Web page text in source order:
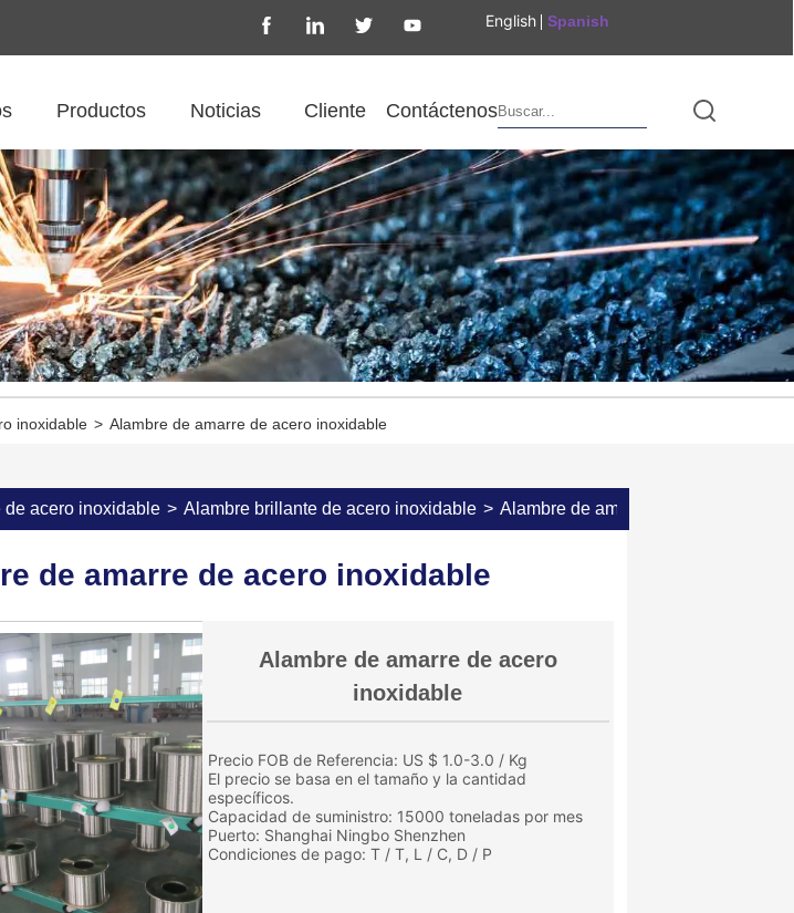
English Spanish
Productos Noticias Cliente Contáctenos
inoxidable > Alambre de amarre de acero inoxidable
de acero inoxidable > Alambre brillante de acero inoxidable > Alambre de amarre de acero
de amarre de acero inoxidable
Alambre de amarre de acero
inoxidable
Precio FOB de Referencia: US $ 1.0-3.0 / Kg
El precio se basa en el tamaño y la cantidad
específicos.
Capacidad de suministro: 15000 toneladas por mes
Puerto: Shanghai Ningbo Shenzhen
Condiciones de pago: T / T, L / C, D / P